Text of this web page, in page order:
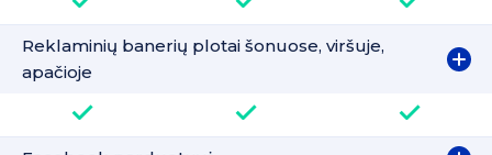
Reklaminių banerių plotai šonuose, viršuje,
apačioje